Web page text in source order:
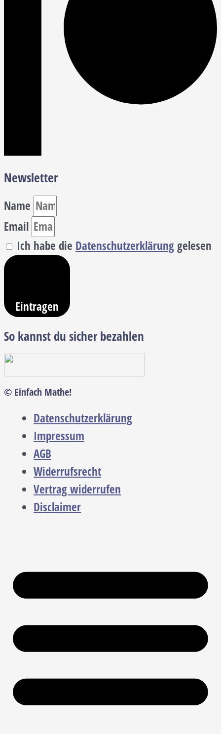
Newsletter
Name
Email
Ich habe die Datenschutzerklärunggelesen
Eintragen
So kannst du sicher bezahlen
© Einfach Mathe!
Datenschutzerklärung
Impressum
AGB
Widerrufsrecht
Vertrag widerrufen
Disclaimer